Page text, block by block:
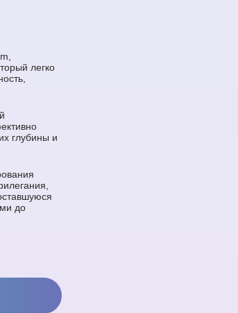
легко
глубины и
до